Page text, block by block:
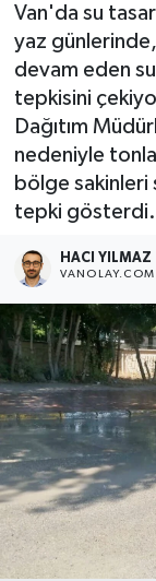
Van'da su
yaz
devam eden
tepkisini
Dağıtım
nedeniyle
bölge sakinleri
tepki gösterdi.
HACI YILMAZ
VANOLAY.COM
Sağlık
Eğitim
Bilim &
Dünya
Süper Lig
Tüm
Son
Haber